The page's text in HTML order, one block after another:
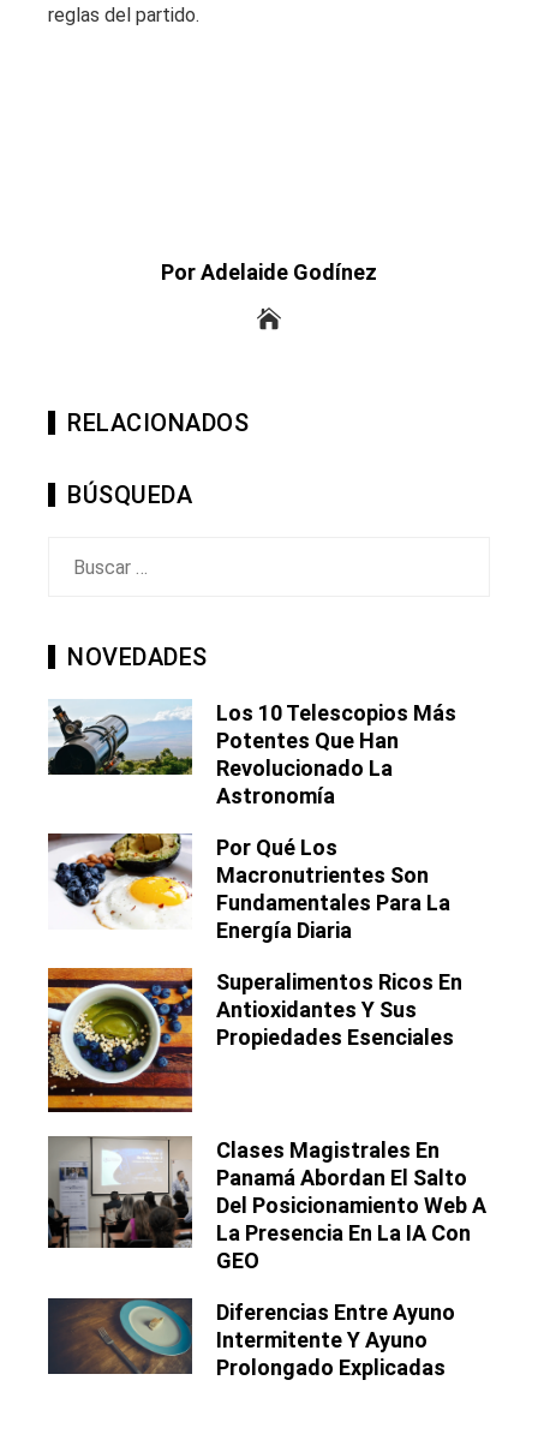
reglas del partido.
Por Adelaide Godínez
RELACIONADOS
BÚSQUEDA
NOVEDADES
Los 10 Telescopios Más
Potentes Que Han
Revolucionado La
Astronomía
Por Qué Los
Macronutrientes Son
Fundamentales Para La
Energía Diaria
Superalimentos Ricos En
Antioxidantes Y Sus
Propiedades Esenciales
Clases Magistrales En
Panamá Abordan El Salto
Del Posicionamiento Web A
La Presencia En La IA Con
GEO
Diferencias Entre Ayuno
Intermitente Y Ayuno
Prolongado Explicadas